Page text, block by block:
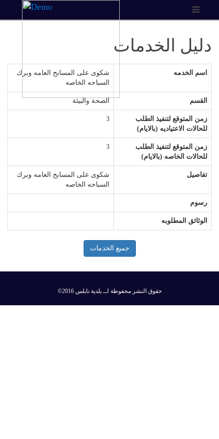
دليل الخدمات
اسم الخدمه
شكوى على المسابح العامه وبرك
السباحه الخاصه
القسم الصحة والبيئة
زمن المتوقع لتنفيذ الطلب
للحالات الاعتياديه (بالايام)
3
زمن المتوقع لتنفيذ الطلب
للحالات الخاصه (بالايام)
3
تفاصيل
شكوى على المسابح العامه وبرك
السباحه الخاصه
رسوم
الوثائق المطلوبه
جميع الخدمات
©2016 حقوق النشر محفوظة لــ بلدية نابلس